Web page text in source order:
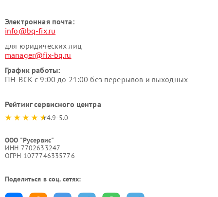
Электронная почта:
info@bq-fix.ru
для юридических лиц
manager@fix-bq.ru
График работы:
ПН-ВСК с 9:00 до 21:00 без перерывов и выходных
Рейтинг сервисного центра
4.9-5.0
ООО "Русервис"
ИНН 7702633247
ОГРН 1077746335776
Поделиться в соц. сетях: